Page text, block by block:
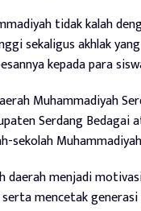
tidak kalah
sekaligus akhlak
kepada para
Muhammadiyah
Serdang Bedagai
sekolah
daerah menjadi
mencetak generasi